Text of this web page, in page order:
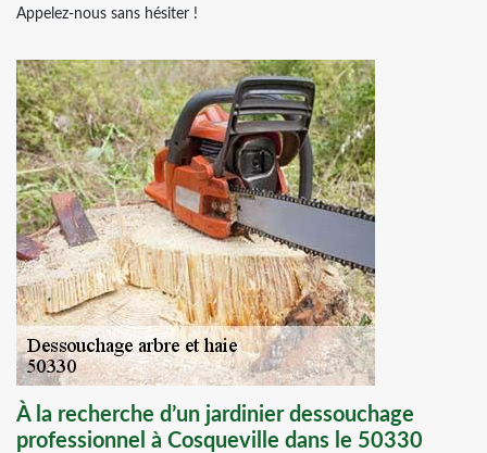
Appelez-nous sans hésiter !
À la recherche d’un jardinier dessouchage
professionnel à Cosqueville dans le 50330